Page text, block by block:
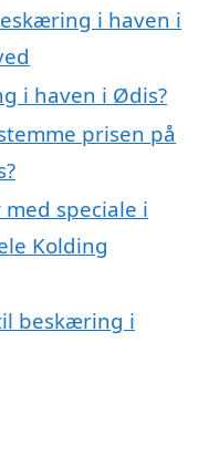
i haven i
i haven i Ødis?
prisen på
speciale i
Kolding
beskæring i